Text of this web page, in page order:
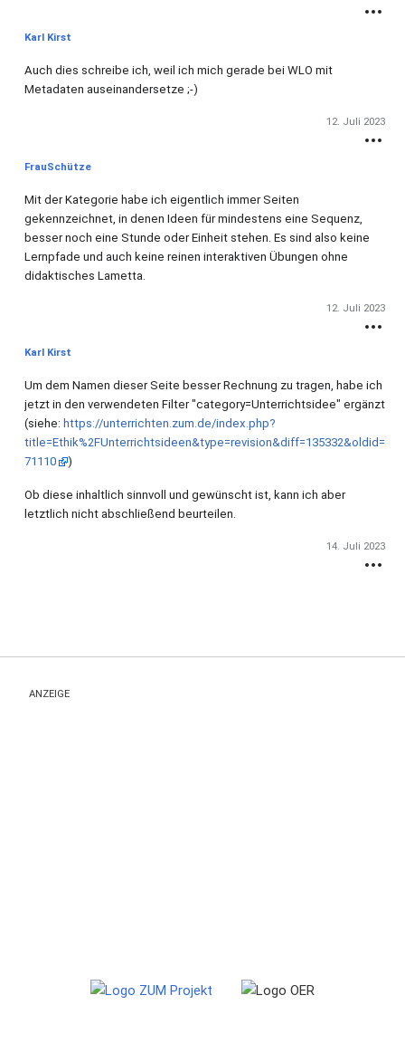
Karl Kirst
Auch dies schreibe ich, weil ich mich gerade bei WLO mit
Metadaten auseinandersetze ;-)
12. Juli 2023
FrauSchütze
Mit der Kategorie habe ich eigentlich immer Seiten
gekennzeichnet, in denen Ideen für mindestens eine Sequenz,
besser noch eine Stunde oder Einheit stehen. Es sind also keine
Lernpfade und auch keine reinen interaktiven Übungen ohne
didaktisches Lametta.
12. Juli 2023
Karl Kirst
Um dem Namen dieser Seite besser Rechnung zu tragen, habe ich
jetzt in den verwendeten Filter "category=Unterrichtsidee" ergänzt
(siehe: https://unterrichten.zum.de/index.php?
title=Ethik%2FUnterrichtsideen&type=revision&diff=135332&oldid=
71110
)
Ob diese inhaltlich sinnvoll und gewünscht ist, kann ich aber
letztlich nicht abschließend beurteilen.
14. Juli 2023
ANZEIGE